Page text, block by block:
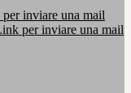
inviare una mail
per inviare una mail